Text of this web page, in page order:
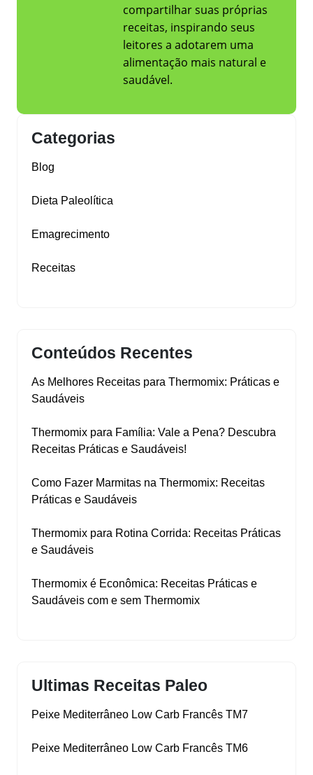
compartilhar suas próprias
receitas, inspirando seus
leitores a adotarem uma
alimentação mais natural e
saudável.
Categorias
Blog
Dieta Paleolítica
Emagrecimento
Receitas
Conteúdos Recentes
As Melhores Receitas para Thermomix: Práticas e
Saudáveis
Thermomix para Família: Vale a Pena? Descubra
Receitas Práticas e Saudáveis!
Como Fazer Marmitas na Thermomix: Receitas
Práticas e Saudáveis
Thermomix para Rotina Corrida: Receitas Práticas
e Saudáveis
Thermomix é Econômica: Receitas Práticas e
Saudáveis com e sem Thermomix
Ultimas Receitas Paleo
Peixe Mediterrâneo Low Carb Francês TM7
Peixe Mediterrâneo Low Carb Francês TM6